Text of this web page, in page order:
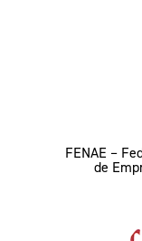
FENAE –
de